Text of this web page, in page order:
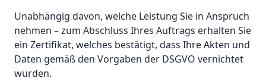
Unabhängig davon, welche Leistung Sie in Anspruch
nehmen – zum Abschluss Ihres Auftrags erhalten Sie
ein Zertifikat, welches bestätigt, dass Ihre Akten und
Daten gemäß den Vorgaben der DSGVO vernichtet
wurden.